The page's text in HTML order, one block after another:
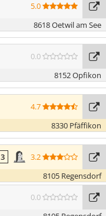
5.0
8618 Oetwil am See
0.0
8152 Opfikon
4.7
8330 Pfäffikon
3
3.2
8105 Regensdorf
0.0